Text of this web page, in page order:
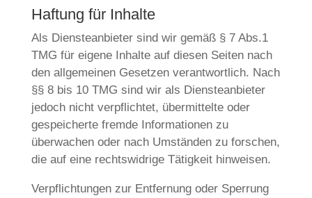
Haftung für Inhalte
Als Diensteanbieter sind wir gemäß § 7 Abs.1
TMG für eigene Inhalte auf diesen Seiten nach
den allgemeinen Gesetzen verantwortlich. Nach
§§ 8 bis 10 TMG sind wir als Diensteanbieter
jedoch nicht verpflichtet, übermittelte oder
gespeicherte fremde Informationen zu
überwachen oder nach Umständen zu forschen,
die auf eine rechtswidrige Tätigkeit hinweisen.
Verpflichtungen zur Entfernung oder Sperrung